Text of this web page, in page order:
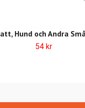
Hund och Andra
54 kr